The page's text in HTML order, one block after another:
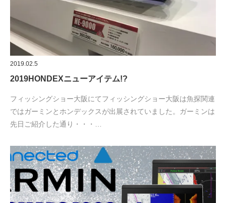
2019.02.5
2019HONDEXニューアイテム!?
フィッシングショー大阪にてフィッシングショー大阪は魚探関連
ではガーミンとホンデックスが出展されていました。ガーミンは
先日ご紹介した通り・・・…